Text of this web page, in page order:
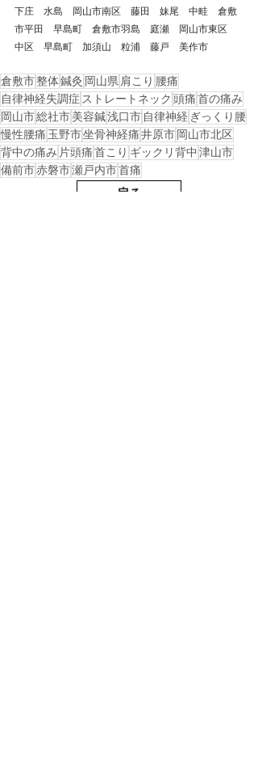
下庄　水島　岡山市南区　藤田　妹尾　中畦　倉敷
市平田　早島町　倉敷市羽島　庭瀬　岡山市東区
中区　早島町　加須山　粒浦　藤戸　美作市
倉敷市整体鍼灸 岡山県 肩こり 腰痛
自律神経失調症 ストレートネック 頭痛首の痛み
岡山市総社市美容鍼浅口市 自律神経 ぎっくり腰
慢性腰痛 玉野市坐骨神経痛井原市 岡山市北区
背中の痛み 片頭痛首こり ギックリ背中 津山市
備前市赤磐市瀬戸内市首痛
戻る